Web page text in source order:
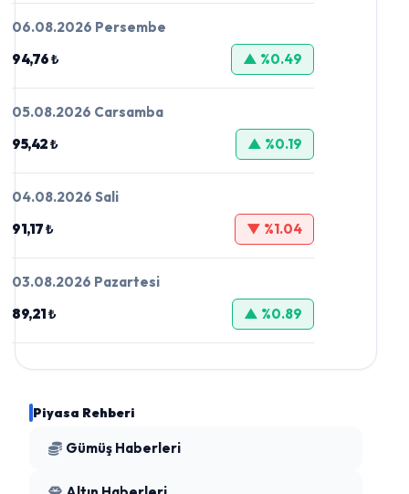
06.08.2026 Persembe
94,76 ₺
▲ %0.49
05.08.2026 Carsamba
95,42 ₺
▲ %0.19
04.08.2026 Sali
91,17 ₺
▼ %1.04
03.08.2026 Pazartesi
89,21 ₺
▲ %0.89
Piyasa Rehberi
Gümüş Haberleri